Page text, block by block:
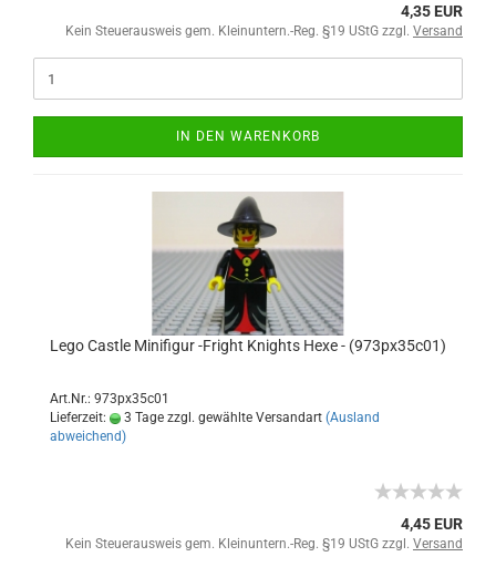
4,35 EUR
Kein Steuerausweis gem. Kleinuntern.-Reg. §19 UStG zzgl. Versand
IN DEN WARENKORB
Lego Castle Minifigur -Fright Knights Hexe - (973px35c01)
Art.Nr.: 973px35c01
Lieferzeit:
3 Tage zzgl. gewählte Versandart (Ausland
abweichend)
4,45 EUR
Kein Steuerausweis gem. Kleinuntern.-Reg. §19 UStG zzgl. Versand